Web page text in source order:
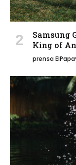
Samsung
King of
prensa